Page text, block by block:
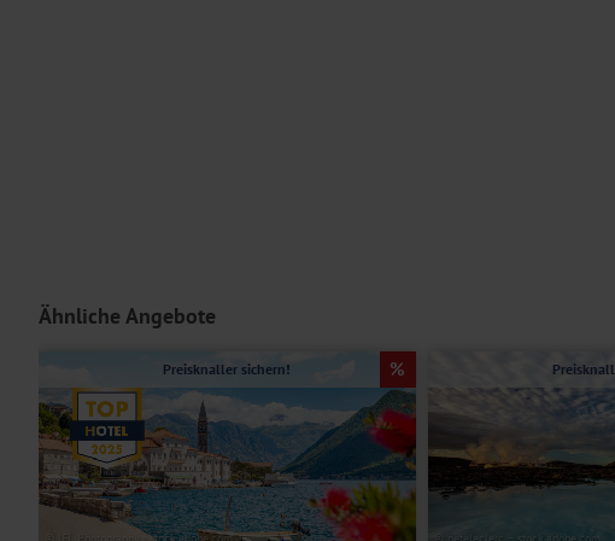
Ähnliche Angebote
© JFL Photography - stock.adobe.com
Preisknaller sichern!
© peteleclerc – stock.adobe.com